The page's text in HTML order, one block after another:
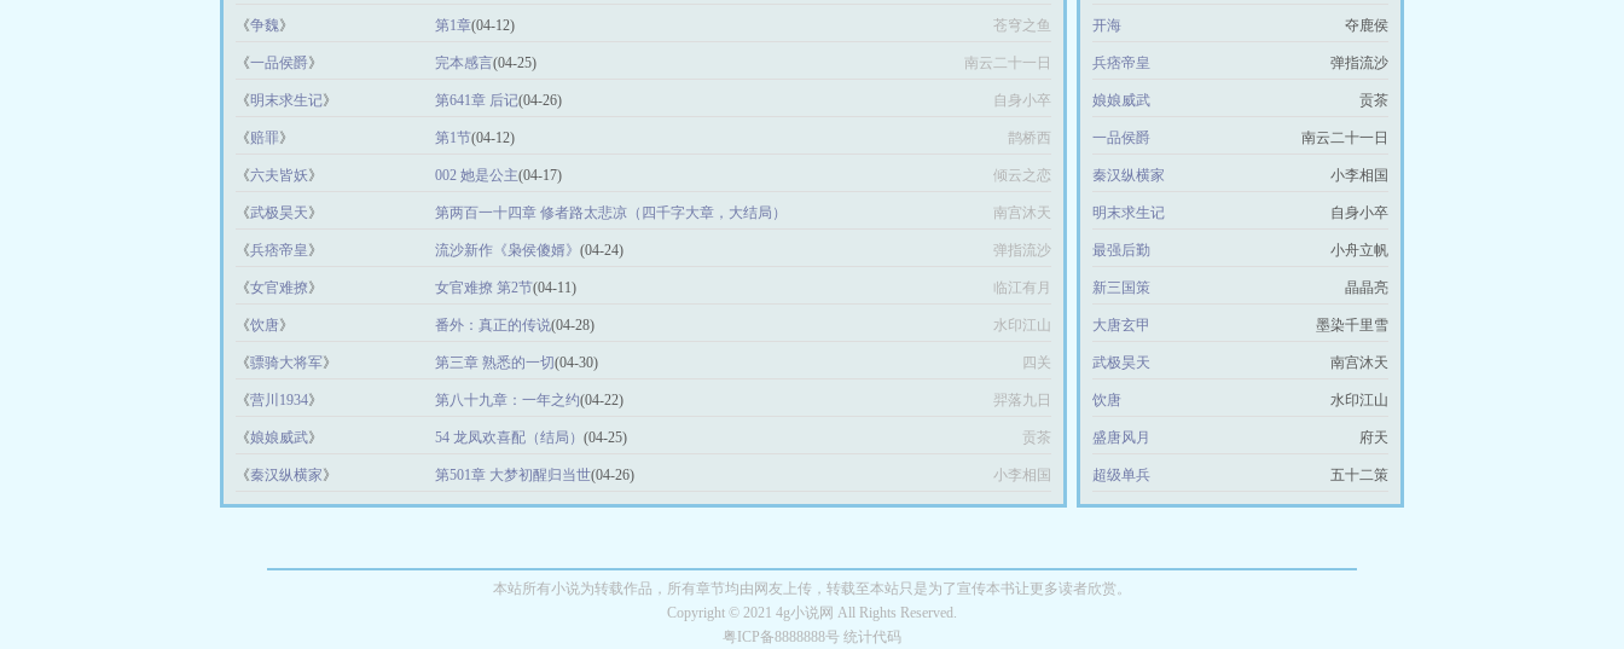
《争魏》 第1章(04-12) 苍穹之鱼
《一品侯爵》 完本感言(04-25) 南云二十一日
《明末求生记》 第641章 后记(04-26) 自身小卒
《赔罪》 第1节(04-12) 鹊桥西
《六夫皆妖》 002 她是公主(04-17) 倾云之恋
《武极昊天》
第两百一十四章 修者路太悲凉（四千字大章，大结局）
(04-27)
南宫沐天
《兵痞帝皇》 流沙新作《枭侯傻婿》 (04-24) 弹指流沙
《女官难撩》 女官难撩 第2节(04-11) 临江有月
《饮唐》 番外：真正的传说(04-28) 水印江山
《骠骑大将军》 第三章 熟悉的一切(04-30) 四关
《营川1934》 第八十九章：一年之约(04-22) 羿落九日
《娘娘威武》 54 龙凤欢喜配（结局） (04-25) 贡茶
《秦汉纵横家》 第501章 大梦初醒归当世(04-26) 小李相国
开海 夺鹿侯
兵痞帝皇 弹指流沙
娘娘威武 贡茶
一品侯爵 南云二十一日
秦汉纵横家 小李相国
明末求生记 自身小卒
最强后勤 小舟立帆
新三国策 晶晶亮
大唐玄甲 墨染千里雪
武极昊天 南宫沐天
饮唐 水印江山
盛唐风月 府天
超级单兵 五十二策
本站所有小说为转载作品，所有章节均由网友上传，转载至本站只是为了宣传本书让更多读者欣赏。
Copyright © 2021 4g小说网 All Rights Reserved.
粤ICP备8888888号 统计代码